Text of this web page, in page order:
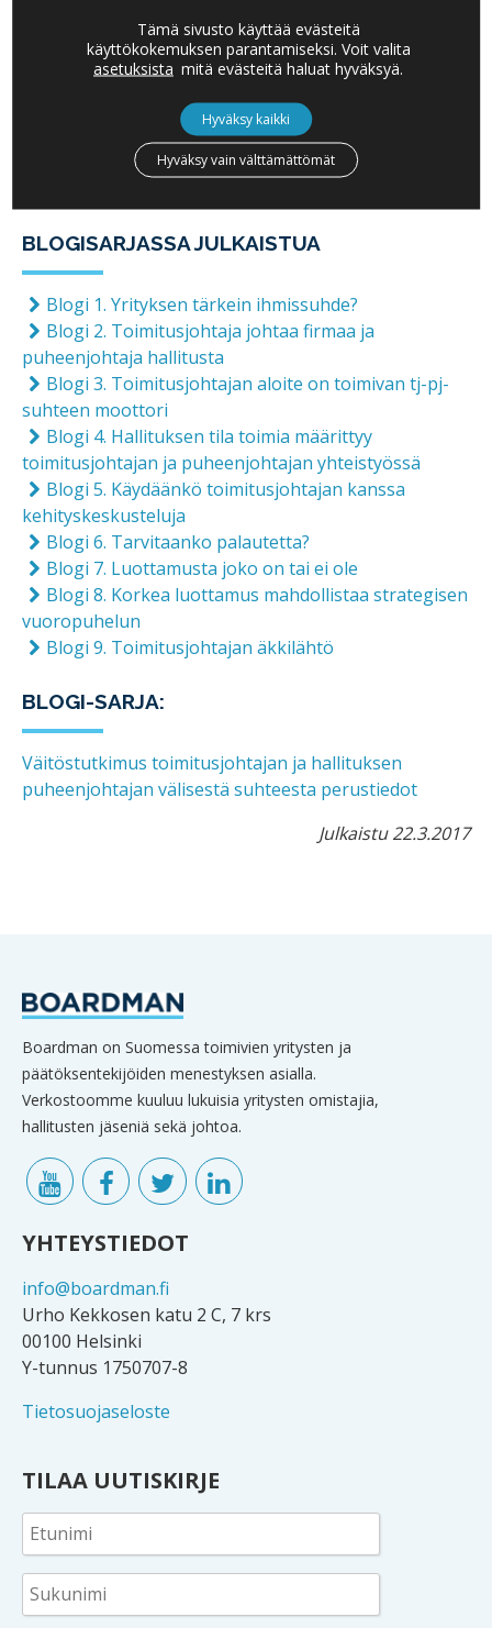
Luottamuksen osatekijöistä ja sen kehittymisen
erilaisista poluista kerron lisää seuraavassa
Millaisia kokemuksia sinulla on luottamuksesta, sen
merkityksestä ja rakentumisesta? Kirjoita
BLOGISARJASSA JULKAISTUA
Blogi 1. Yrityksen tärkein ihmissuhde?
Blogi 2. Toimitusjohtaja johtaa firmaa ja
puheenjohtaja hallitusta
Blogi 3. Toimitusjohtajan aloite on toimivan tj-pj-
suhteen moottori
Blogi 4. Hallituksen tila toimia määrittyy
toimitusjohtajan ja puheenjohtajan yhteistyössä
Blogi 5. Käydäänkö toimitusjohtajan kanssa
kehityskeskusteluja
Blogi 6. Tarvitaanko palautetta?
Blogi 7. Luottamusta joko on tai ei ole
Blogi 8. Korkea luottamus mahdollistaa strategisen
vuoropuhelun
Blogi 9. Toimitusjohtajan äkkilähtö
BLOGI-SARJA:
Väitöstutkimus toimitusjohtajan ja hallituksen
puheenjohtajan välisestä suhteesta perustiedot
Julkaistu 22.3.2017
Boardman on Suomessa toimivien yritysten ja
päätöksentekijöiden menestyksen asialla.
Verkostoomme kuuluu lukuisia yritysten omistajia,
hallitusten jäseniä sekä johtoa.
YHTEYSTIEDOT
info@boardman.fi
Urho Kekkosen katu 2 C, 7 krs
00100 Helsinki
Y-tunnus 1750707-8
Tietosuojaseloste
TILAA UUTISKIRJE
Tämä sivusto käyttää evästeitä
käyttökokemuksen parantamiseksi. Voit valita
asetuksista mitä evästeitä haluat hyväksyä.
Hyväksy kaikki
Hyväksy vain välttämättömät